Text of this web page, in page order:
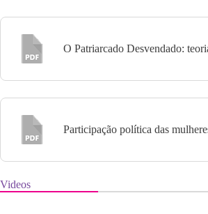
O Patriarcado Desvendado:
Participação política das
Videos